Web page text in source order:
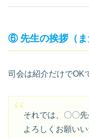
⑥ 先生の挨拶（ま
司会は紹介だけでOK
それでは、〇〇
よろしくお願いい